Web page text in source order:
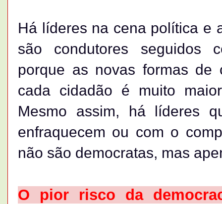
Há líderes na cena política e
são condutores seguidos
porque as novas formas
cada cidadão é muito
Mesmo assim, há líderes
enfraquecem ou com o
não são democratas, mas
O pior risco da